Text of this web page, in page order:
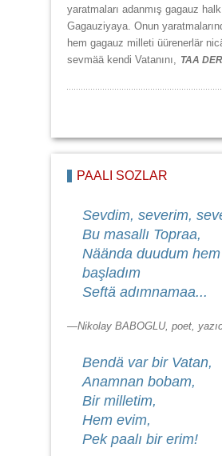
yaratmaları adanmış gagauz
Gagauziyaya. Onun
hem gagauz milleti üürenerlär
sevmää kendi Vatanını, TAA
PAALI SÖZLÄR
Sevdim, severim,
Bu masallı Topraa,
Näända duudum hem
başladım
Seftä adımnamaa...
—Nikolay BABOGLU, poet,
Bendä var bir Vatan,
Anamnan bobam,
Bir milletim,
Hem evim,
Pek paalı bir erim!